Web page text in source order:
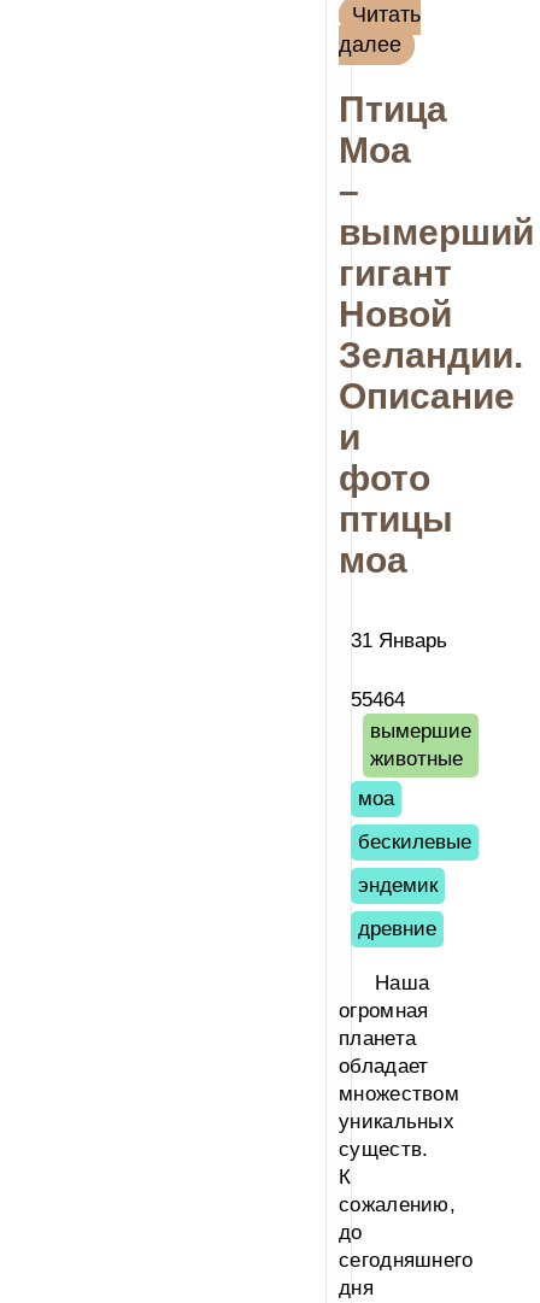
Читать
далее
Птица
Моа
–
вымерший
гигант
Новой
Зеландии.
Описание
и
фото
птицы
моа
31 Январь
55464
вымершие
животные
моа
бескилевые
эндемик
древние
Наша
огромная
планета
обладает
множеством
уникальных
существ.
К
сожалению,
до
сегодняшнего
дня